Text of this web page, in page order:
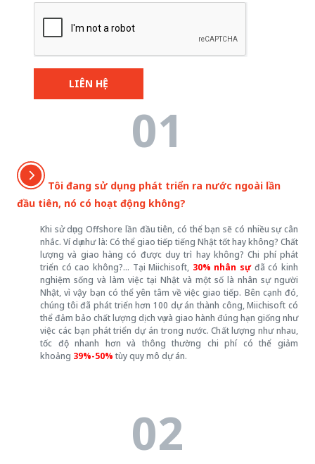
LIÊN HỆ
01
Tôi đang sử dụng phát triển ra nước ngoài lần
đầu tiên, nó có hoạt động không?
Khi sử dụng Offshore lần đầu tiên, có thể bạn sẽ có nhiều sự cân
nhắc. Ví dụ như là: Có thể giao tiếp tiếng Nhật tốt hay không? Chất
lượng và giao hàng có được duy trì hay không? Chi phí phát
triển có cao không?… Tại Miichisoft, 30% nhân sự đã có kinh
nghiệm sống và làm việc tại Nhật và một số là nhân sự người
Nhật, vì vậy bạn có thể yên tâm về việc giao tiếp. Bên cạnh đó,
chúng tôi đã phát triển hơn 100 dự án thành công, Miichisoft có
thể đảm bảo chất lượng dịch vụ và giao hành đúng hạn giống như
việc các bạn phát triển dự án trong nước. Chất lượng như nhau,
tốc độ nhanh hơn và thông thường chi phí có thể giảm
khoảng 39%-50% tùy quy mô dự án.
02